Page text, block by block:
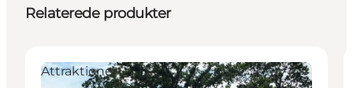
Relaterede produkter
Attraktioner